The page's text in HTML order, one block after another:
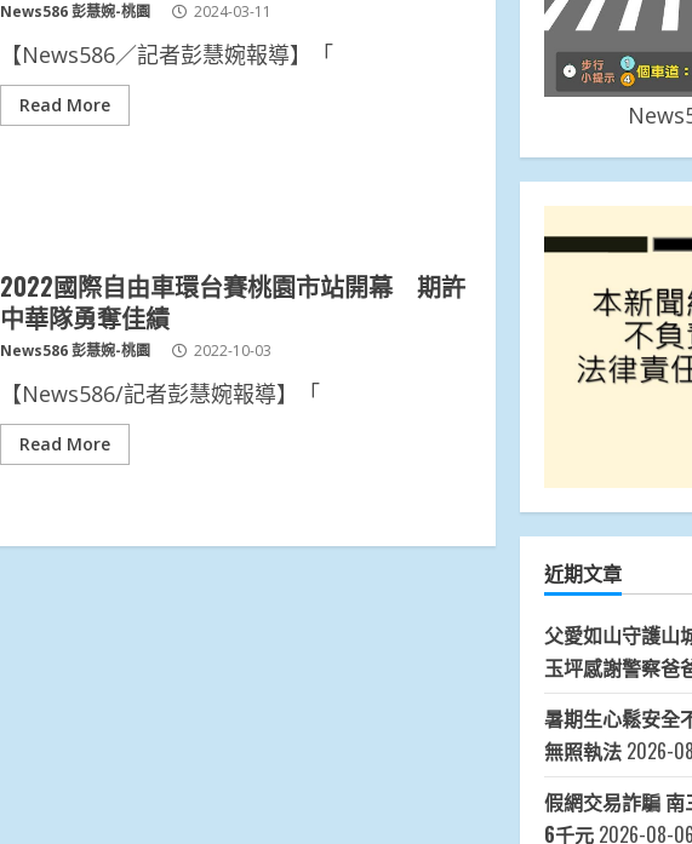
News586 彭慧婉-桃園 2024-03-11
【News586／記者彭慧婉報導】「
Read More
2022國際自由車環台賽桃園市站開幕 期許
中華隊勇奪佳績
News586 彭慧婉-桃園 2022-10-03
【News586/記者彭慧婉報導】「
Read More
近期文章
父愛如山守護
玉坪感謝警察爸
暑期生心鬆安全
無照執法 2026-
假網交易詐騙
6千元 2026-08-06